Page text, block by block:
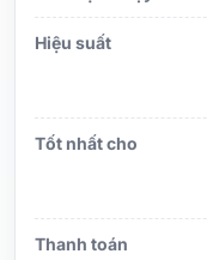
Hiệu suất
Tốt nhất cho
Thanh toán